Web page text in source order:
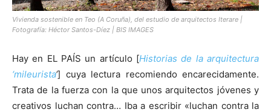
Vivienda sostenible en Teo (A Coruña), del estudio de arquitectos Iterare |
Fotografía: Héctor Santos-Díez | BIS IMAGES
Hay en EL PAÍS un artículo [Historias de la arquitectura
‘mileurista‘] cuya lectura recomiendo encarecidamente.
Trata de la fuerza con la que unos arquitectos jóvenes y
creativos luchan contra… Iba a escribir «luchan contra la